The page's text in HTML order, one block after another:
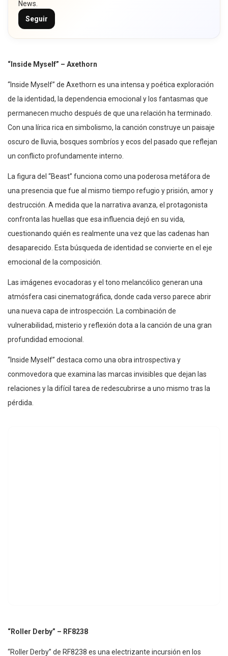
News.
Seguir
“Inside Myself” – Axethorn
“Inside Myself” de Axethorn es una intensa y poética exploración
de la identidad, la dependencia emocional y los fantasmas que
permanecen mucho después de que una relación ha terminado.
Con una lírica rica en simbolismo, la canción construye un paisaje
oscuro de lluvia, bosques sombríos y ecos del pasado que reflejan
un conflicto profundamente interno.
La figura del “Beast” funciona como una poderosa metáfora de
una presencia que fue al mismo tiempo refugio y prisión, amor y
destrucción. A medida que la narrativa avanza, el protagonista
confronta las huellas que esa influencia dejó en su vida,
cuestionando quién es realmente una vez que las cadenas han
desaparecido. Esta búsqueda de identidad se convierte en el eje
emocional de la composición.
Las imágenes evocadoras y el tono melancólico generan una
atmósfera casi cinematográfica, donde cada verso parece abrir
una nueva capa de introspección. La combinación de
vulnerabilidad, misterio y reflexión dota a la canción de una gran
profundidad emocional.
“Inside Myself” destaca como una obra introspectiva y
conmovedora que examina las marcas invisibles que dejan las
relaciones y la difícil tarea de redescubrirse a uno mismo tras la
pérdida.
“Roller Derby” – RF8238
“Roller Derby” de RF8238 es una electrizante incursión en los